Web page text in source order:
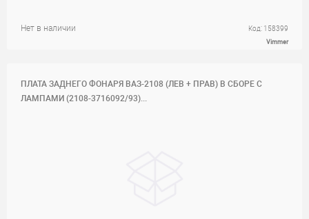
Нет в наличии Код: 158399
Vimmer
ПЛАТА ЗАДНЕГО ФОНАРЯ ВАЗ-2108 (ЛЕВ + ПРАВ) В СБОРЕ С
ЛАМПАМИ (2108-3716092/93)...